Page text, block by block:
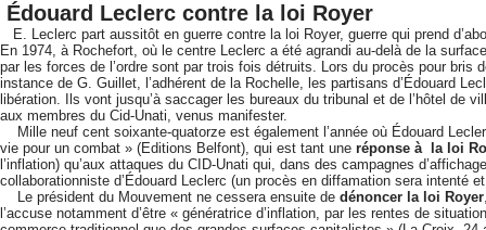
Édouard Leclerc contre la loi Royer
E. Leclerc part aussitôt en guerre contre la loi Royer, guerre qui prend
En 1974, à Rochefort, où le centre Leclerc a été agrandi au-delà de la
par les forces de l’ordre sont par trois fois détruits. Lors du procès pour bris
instance de G. Guillet, l’adhérent de la Rochelle, les partisans d’Édouard
libération. Ils vont jusqu’à saccager les bureaux du tribunal et de l’hôtel de
aux membres du Cid-Unati, venus manifester.
Mille neuf cent soixante-quatorze est également l’année où Édouard
vie pour un combat » (Editions Belfont), qui est tant une réponse à la loi
l’inflation) qu’aux attaques du CID-Unati qui, dans des campagnes
collaborationniste d’Édouard Leclerc (un procès en diffamation sera intenté
Le président du Mouvement ne cessera ensuite de dénoncer la loi Royer
l’accuse notamment d’être « génératrice d’inflation, par les rentes de